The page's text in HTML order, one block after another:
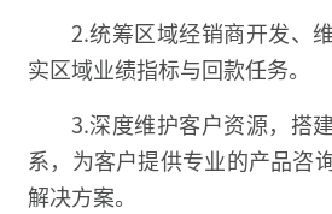
2.统筹区域经销商开发、
实区域业绩指标与回款任务。
3.深度维护客户资源，搭
系，为客户提供专业的产品咨
解决方案。